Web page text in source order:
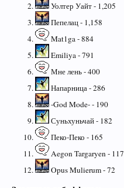
Уолтер Уайт - 1,205
Пепелац - 1,158
Mat1ga - 884
Emiliya - 791
Мне лень - 400
Напарница - 286
-God Mode- - 190
Суньхуньчай - 182
Пеко-Пеко - 165
Aegon Targaryen - 117
Opus Mulierum - 72